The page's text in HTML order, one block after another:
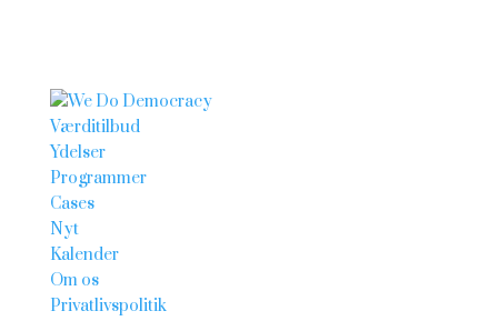
Værditilbud
Ydelser
Programmer
Cases
Nyt
Kalender
Om os
Privatlivspolitik